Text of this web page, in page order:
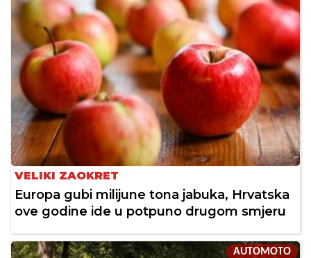
VELIKI ZAOKRET
Europa gubi milijune tona jabuka, Hrvatska
ove godine ide u potpuno drugom smjeru
AUTOMOTO